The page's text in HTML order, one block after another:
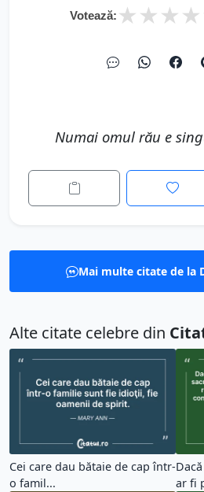
Votează: ★
★
★
★
Numai omul rău e
Mai multe citate de la
Alte citate celebre din
Cei care dau bătaie de cap într-
o famil...
ar fi